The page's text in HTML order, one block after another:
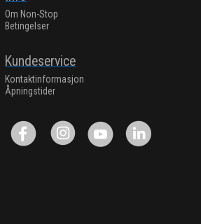
Om Non-Stop
Betingelser
Kundeservice
Kontaktinformasjon
Åpningstider